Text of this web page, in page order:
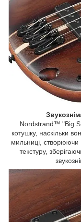
Nordstrand™ "Big
котушку, наскільки
мильниці, створюючи
текстуру,